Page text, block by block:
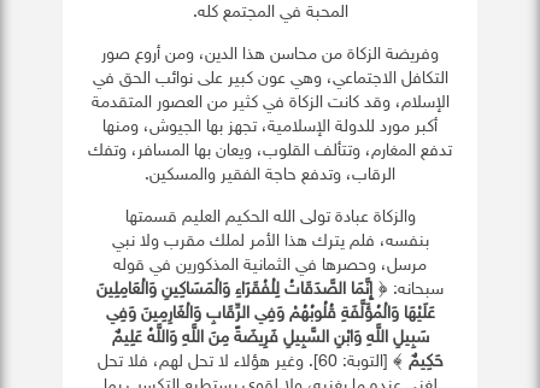
المحبة في المجتمع كله.
وفريضة الزكاة من محاسن هذا الدين، ومن أروع صور
التكافل الاجتماعي، وهي عون كبير على نوائب الحق في
الإسلام، وقد كانت الزكاة في كثير من العصور المتقدمة
أكبر مورد للدولة الإسلامية، تجهز بها الجيوش، ومنها
تدفع المغارم، وتتألف القلوب، ويعان بها المسافر، وتفك
الرقاب، وتدفع حاجة الفقير والمسكين.
والزكاة عبادة تولى الله الحكيم العليم قسمتها
بنفسه، فلم يترك هذا الأمر لملك مقرب ولا نبي
مرسل، وحصرها في الثمانية المذكورين في قوله
سبحانه: ﴿ إِنَّمَا الصَّدَقَاتُ لِلْفُقَرَاءِ وَالْمَسَاكِينِ وَالْعَامِلِينَ
عَلَيْهَا وَالْمُؤَلَّفَةِ قُلُوبُهُمْ وَفِي الرِّقَابِ وَالْغَارِمِينَ وَفِي
سَبِيلِ اللَّهِ وَابْنِ السَّبِيلِ فَرِيضَةً مِنَ اللَّهِ وَاللَّهُ عَلِيمٌ
حَكِيمٌ
﴾ [التوبة: 60]. وغير هؤلاء لا تحل لهم، فلا تحل